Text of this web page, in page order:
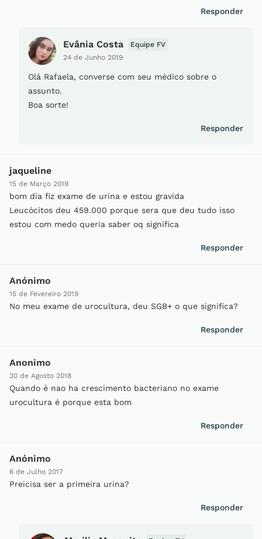
Responder
Evânia Costa
24 de Junho 2019
Equipe FV
Olá Rafaela, converse com seu médico sobre o
assunto.
Boa sorte!
Responder
jaqueline
15 de Março 2019
bom dia fiz exame de urina e estou gravida
Leucócitos deu 459.000 porque sera que deu tudo isso
estou com medo queria saber oq significa
Responder
Anónimo
15 de Fevereiro 2019
No meu exame de urocultura, deu SGB+ o que significa?
Responder
Anonimo
30 de Agosto 2018
Quando é nao ha crescimento bacteriano no exame
urocultura é porque esta bom
Responder
Anónimo
6 de Julho 2017
Preicisa ser a primeira urina?
Responder